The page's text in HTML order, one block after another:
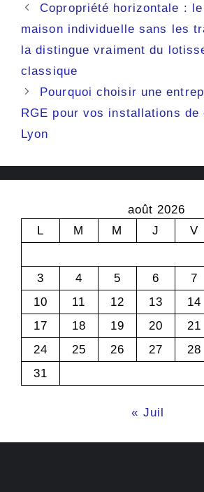
Copropriété horizontale :
maison individuelle sans les
la distingue vraiment du
classique
Pourquoi choisir une
RGE pour vos installations
Lyon
août 2026
L
M M J V
3
4 5 6 7
10
11 12 13 14
17
18 19 20 21
24
25 26 27 28
31
« Juil